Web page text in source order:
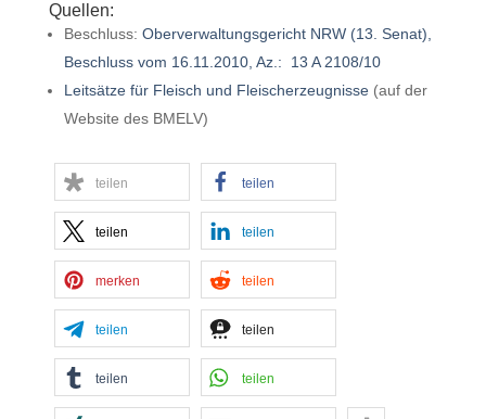
Quellen:
Beschluss: Oberverwaltungsgericht NRW (13. Senat),
Beschluss vom 16.11.2010, Az.: 13 A 2108/10
Leitsätze für Fleisch und Fleischerzeugnisse(auf der
Website des BMELV)
teilen teilen
teilen teilen
merken teilen
teilen teilen
teilen teilen